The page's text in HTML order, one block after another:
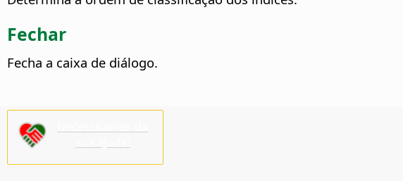
Fechar
Fecha a caixa de diálogo.